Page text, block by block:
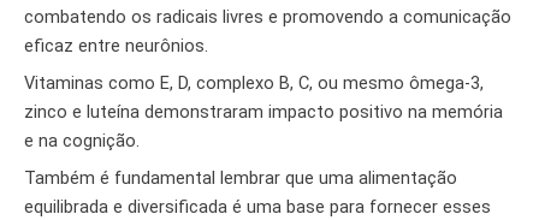
combatendo os radicais livres e promovendo a comunicação
eficaz entre neurônios.
Vitaminas como E, D, complexo B, C, ou mesmo ômega-3,
zinco e luteína demonstraram impacto positivo na memória
e na cognição.
Também é fundamental lembrar que uma alimentação
equilibrada e diversificada é uma base para fornecer esses